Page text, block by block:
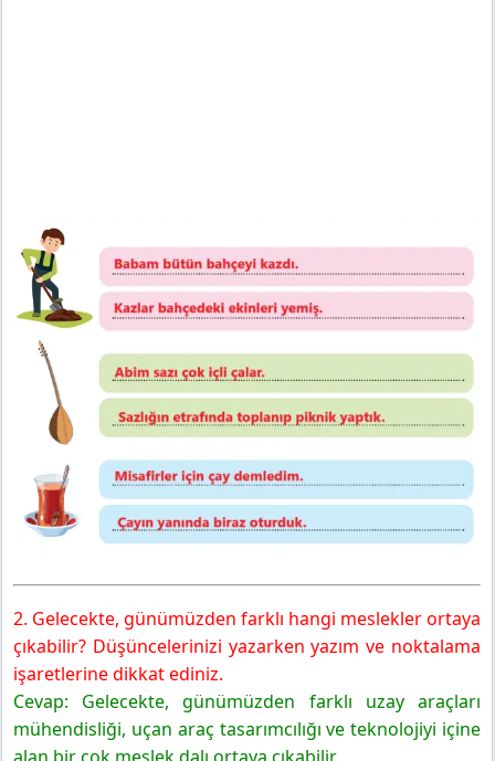
2. Gelecekte, günümüzden farklı hangi meslekler ortaya
çıkabilir? Düşüncelerinizi yazarken yazım ve noktalama
işaretlerine dikkat ediniz.
Cevap: Gelecekte, günümüzden farklı uzay araçları
mühendisliği, uçan araç tasarımcılığı ve teknolojiyi içine